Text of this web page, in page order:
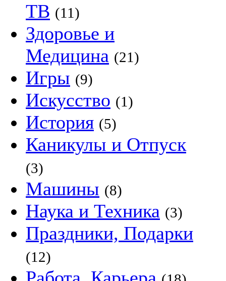
ТВ (11)
Здоровье и
Медицина (21)
Игры (9)
Искусство (1)
История (5)
Каникулы и Отпуск
(3)
Машины (8)
Наука и Техника (3)
Праздники, Подарки
(12)